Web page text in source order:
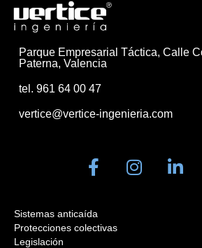
Parque Empresarial Táctica, Calle
Paterna, Valencia
tel. 961 64 00 47
vertice@vertice-ingenieria.com
Sistemas anticaída
Protecciones colectivas
Legislación